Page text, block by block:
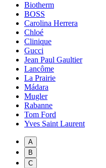
Biotherm
BOSS
Carolina Herrera
Chloé
Clinique
Gucci
Jean Paul Gaultier
Lancôme
La Prairie
Mádara
Mugler
Rabanne
Tom Ford
Yves Saint Laurent
A
B
C